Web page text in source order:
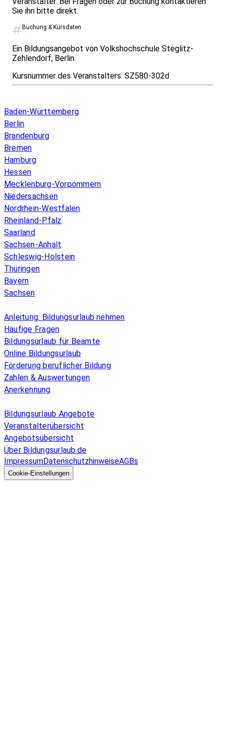
Sie ihn bitte direkt.
Buchung & Kursdaten
Ein Bildungsangebot von Volkshochschule Steglitz-
Zehlendorf, Berlin.
Kursnummer des Veranstalters: SZ580-302d
Baden-Württemberg
Berlin
Brandenburg
Bremen
Hamburg
Hessen
Mecklenburg-Vorpommern
Niedersachsen
Nordrhein-Westfalen
Rheinland-Pfalz
Saarland
Sachsen-Anhalt
Schleswig-Holstein
Thüringen
Bayern
Sachsen
Anleitung: Bildungsurlaub nehmen
Häufige Fragen
Bildungsurlaub für Beamte
Online Bildungsurlaub
Förderung beruflicher Bildung
Zahlen & Auswertungen
Anerkennung
Bildungsurlaub Angebote
Veranstalterübersicht
Angebotsübersicht
Über Bildungsurlaub.de
ImpressumDatenschutzhinweiseAGBs
Cookie-Einstellungen